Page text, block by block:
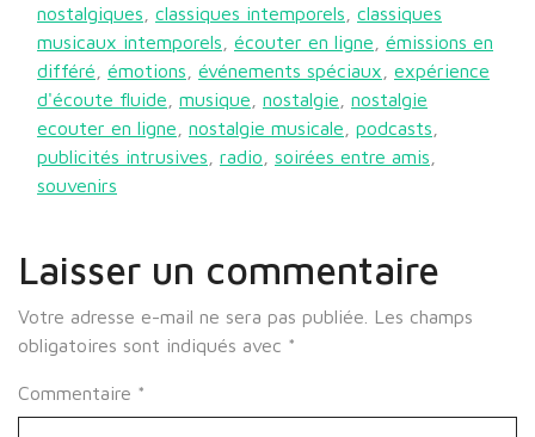
nostalgiques
classiques intemporels
classiques
musicaux intemporels
écouter en ligne
émissions en
différé
émotions événements spéciaux
expérience
d'écoute fluide
musique nostalgie
nostalgie
ecouter en ligne
nostalgie musicale podcasts
publicités intrusives
radio soirées entre amis
souvenirs
Laisser un commentaire
Votre adresse e-mail ne sera pas publiée.
Les champs
obligatoires sont indiqués avec *
Commentaire *